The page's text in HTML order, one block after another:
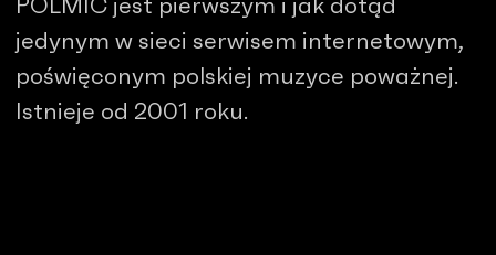
POLMIC jest pierwszym i jak dotąd
jedynym w sieci serwisem internetowym,
poświęconym polskiej muzyce poważnej.
Istnieje od 2001 roku.